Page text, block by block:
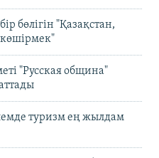
бөлігін "Қазақстан,
көшірмек"
"Русская община"
туризм ең жылдам